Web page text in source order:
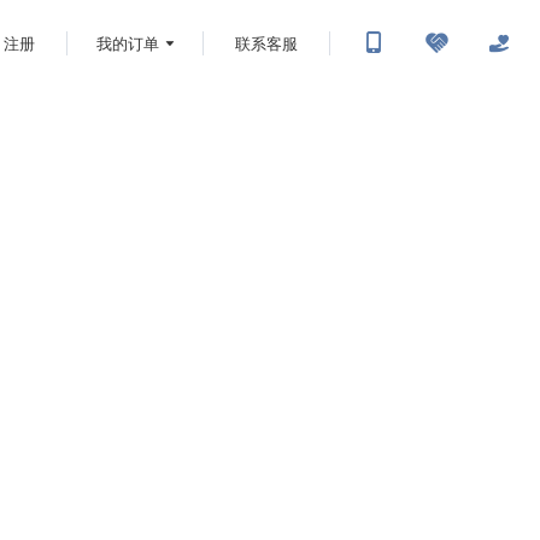
注册 我的订单 联系客服